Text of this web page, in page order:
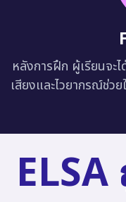
หลังการฝึก ผู้เรียนจะ
เสียงและไวยากรณ์ช่ว